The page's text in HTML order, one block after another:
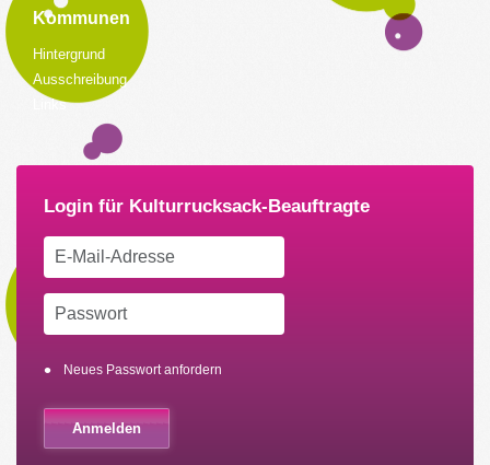
Kommunen
Hintergrund
Ausschreibung
Links
Neues Passwort anfordern